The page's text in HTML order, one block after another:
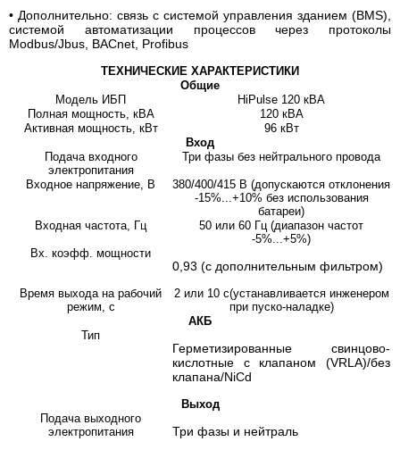
• Дополнительно: связь с системой управления зданием (BMS),
системой автоматизации процессов через протоколы
Modbus/Jbus, BACnet, Profibus
ТЕХНИЧЕСКИЕ ХАРАКТЕРИСТИКИ
Общие
Модель ИБП
HiPulse 120 кВА
Полная мощность, кВА
120 кВА
Активная мощность, кВт
96 кВт
Вход
Подача входного
электропитания
Три фазы без нейтрального провода
Входное напряжение, В
380/400/415 В (допускаются отклонения
-15%...+10% без использования
батареи)
Входная частота, Гц
50 или 60 Гц (диапазон частот
-5%...+5%)
Вх. коэфф. мощности
0,93 (с дополнительным фильтром)
Время выхода на рабочий
режим, с
2 или 10 с(устанавливается инженером
при пуско-наладке)
АКБ
Тип
Герметизированные свинцово-
кислотные с клапаном (VRLA)/без
клапана/NiCd
Выход
Подача выходного
электропитания
Три фазы и нейтраль